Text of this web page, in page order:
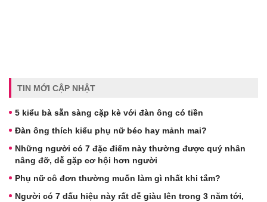
TIN MỚI CẬP NHẬT
5 kiểu bà sẵn sàng cặp kè với đàn ông có tiền
Đàn ông thích kiểu phụ nữ béo hay mảnh mai?
Những người có 7 đặc điểm này thường được quý nhân
nâng đỡ, dễ gặp cơ hội hơn người
Phụ nữ cô đơn thường muốn làm gì nhất khi tắm?
Người có 7 dấu hiệu này rất dễ giàu lên trong 3 năm tới,